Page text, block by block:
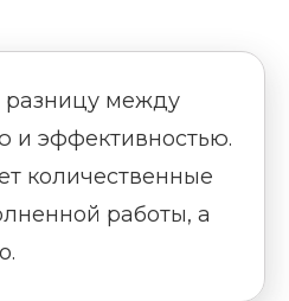
между
и эффективностью.
количественные
работы, а